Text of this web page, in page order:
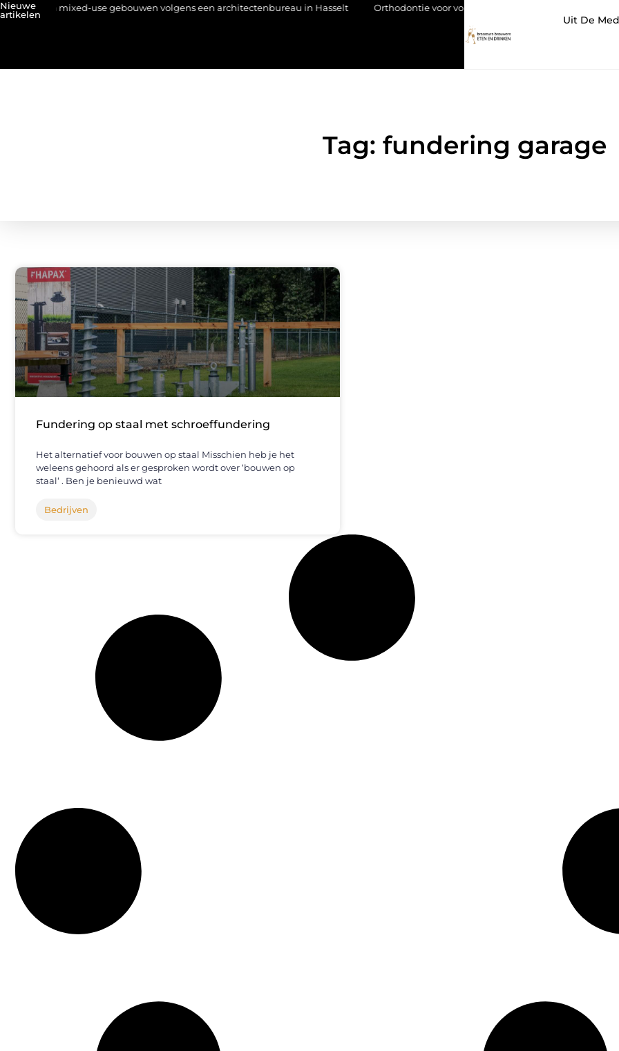
Nieuwe
artikelen
in mixed-use gebouwen volgens een architectenbureau in Hasselt Orthodontie voor volwassenen: meer dan een mooie glimlach
Uit De
Tag: fundering garage
Fundering op staal met schroeffundering
Het alternatief voor bouwen op staal Misschien heb je het
weleens gehoord als er gesproken wordt over ‘bouwen op
staal‘ . Ben je benieuwd wat
Bedrijven